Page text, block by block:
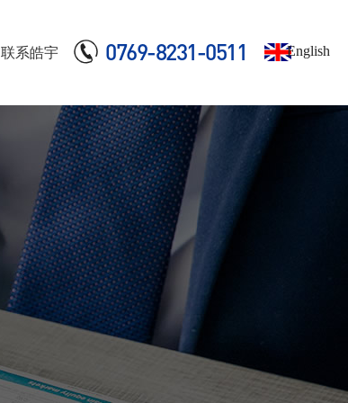
English
0769-8231-0511
联系皓宇